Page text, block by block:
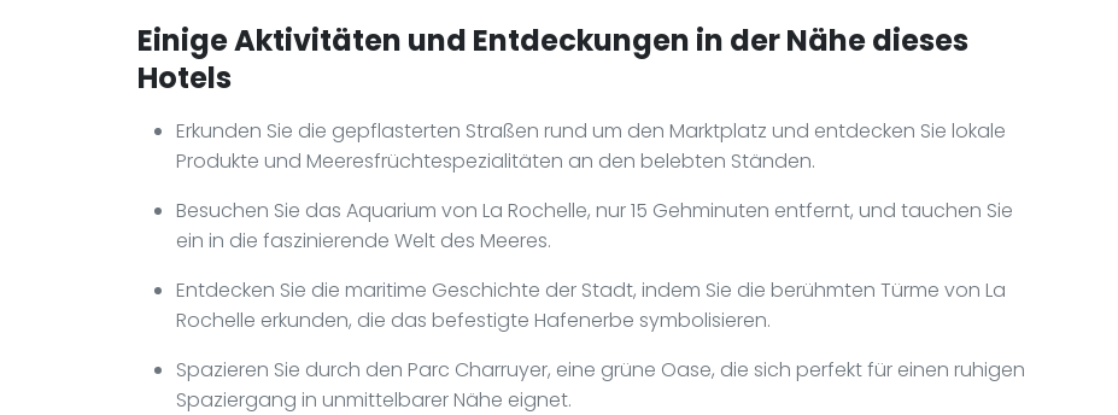
Einige Aktivitäten und Entdeckungen in der Nähe dieses
Hotels
Erkunden Sie die gepflasterten Straßen rund um den Marktplatz und entdecken Sie lokale
Produkte und Meeresfrüchtespezialitäten an den belebten Ständen.
Besuchen Sie das Aquarium von La Rochelle, nur 15 Gehminuten entfernt, und tauchen Sie
ein in die faszinierende Welt des Meeres.
Entdecken Sie die maritime Geschichte der Stadt, indem Sie die berühmten Türme von La
Rochelle erkunden, die das befestigte Hafenerbe symbolisieren.
Spazieren Sie durch den Parc Charruyer, eine grüne Oase, die sich perfekt für einen ruhigen
Spaziergang in unmittelbarer Nähe eignet.